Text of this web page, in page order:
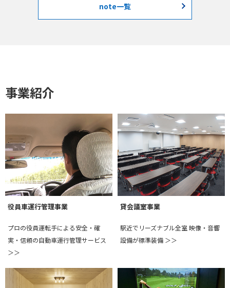
note一覧
事業紹介
役員車運行管理事業
プロの役員運転手による安全・確
実・信頼の自動車運行管理サービス
＞＞
貸会議室事業
駅近でリーズナブル全室 映像・音響
設備が標準装備 ＞＞